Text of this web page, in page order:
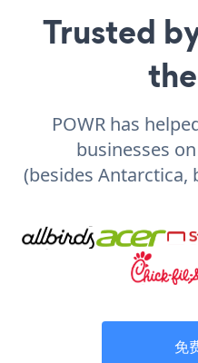
Trusted
POWR has
businesses
(besides Antarctica,
免